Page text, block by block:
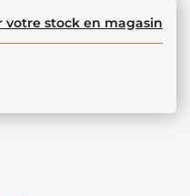
votre stock en magasin